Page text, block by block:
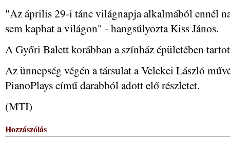
"Az április 29-i tánc világnapja alkalmából ennél
sem kaphat a világon" - hangsúlyozta Kiss János.
A Győri Balett korábban a színház épületében
Az ünnepség végén a társulat a Velekei László
PianoPlays című darabból adott elő részletet.
(MTI)
Hozzászólás